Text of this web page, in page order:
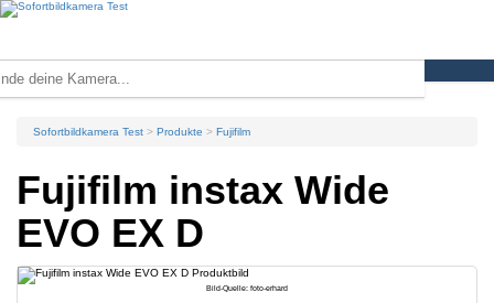
Sofortbildkamera Test Produkte Fujifilm
Fujifilm instax Wide
EVO EX D
Bild-Quelle: foto-erhard